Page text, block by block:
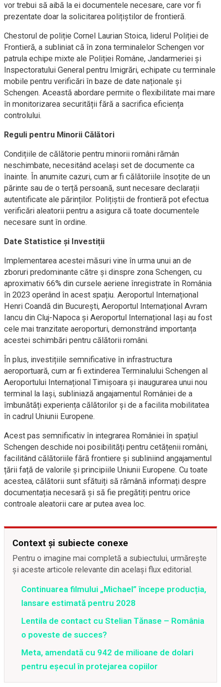
vor trebui să aibă la ei documentele necesare, care vor fi
prezentate doar la solicitarea polițiștilor de frontieră.
Chestorul de poliție Cornel Laurian Stoica, liderul Poliției de
Frontieră, a subliniat că în zona terminalelor Schengen vor
patrula echipe mixte ale Poliției Române, Jandarmeriei și
Inspectoratului General pentru Imigrări, echipate cu terminale
mobile pentru verificări în baze de date naționale și
Schengen. Această abordare permite o flexibilitate mai mare
în monitorizarea securității fără a sacrifica eficiența
controlului.
Reguli pentru Minorii Călători
Condițiile de călătorie pentru minorii români rămân
neschimbate, necesitând același set de documente ca
înainte. În anumite cazuri, cum ar fi călătoriile însoțite de un
părinte sau de o terță persoană, sunt necesare declarații
autentificate ale părinților. Polițiștii de frontieră pot efectua
verificări aleatorii pentru a asigura că toate documentele
necesare sunt în ordine.
Date Statistice și Investiții
Implementarea acestei măsuri vine în urma unui an de
zboruri predominante către și dinspre zona Schengen, cu
aproximativ 66% din cursele aeriene înregistrate în România
în 2023 operând în acest spațiu. Aeroportul Internațional
Henri Coandă din București, Aeroportul Internațional Avram
Iancu din Cluj-Napoca și Aeroportul Internațional Iași au fost
cele mai tranzitate aeroporturi, demonstrând importanța
acestei schimbări pentru călătorii români.
În plus, investițiile semnificative în infrastructura
aeroportuară, cum ar fi extinderea Terminalului Schengen al
Aeroportului Internațional Timișoara și inaugurarea unui nou
terminal la Iași, subliniază angajamentul României de a
îmbunătăți experiența călătorilor și de a facilita mobilitatea
în cadrul Uniunii Europene.
Acest pas semnificativ în integrarea României în spațiul
Schengen deschide noi posibilități pentru cetățenii români,
facilitând călătoriile fără frontiere și subliniind angajamentul
țării față de valorile și principiile Uniunii Europene. Cu toate
acestea, călătorii sunt sfătuiți să rămână informați despre
documentația necesară și să fie pregătiți pentru orice
controale aleatorii care ar putea avea loc.
Context și subiecte conexe
Pentru o imagine mai completă a subiectului, urmărește
și aceste articole relevante din același flux editorial.
Continuarea filmului „Michael” începe producția,
lansare estimată pentru 2028
Lentila de contact cu Stelian Tănase – România
o poveste de succes?
Meta, amendată cu 942 de milioane de dolari
pentru eșecul în protejarea copiilor